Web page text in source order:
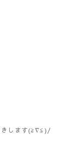
きします(≧∇≦)/